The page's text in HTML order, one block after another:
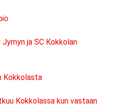
ja SC Kokkolan
Kokkolasta
Kokkolassa kun vastaan